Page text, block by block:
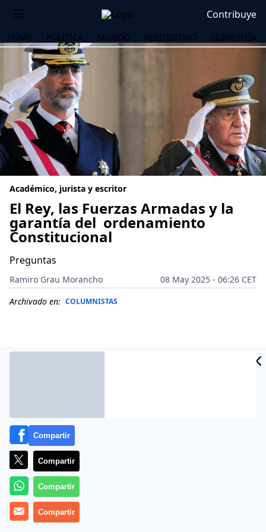
Contribuye
HOME POLÍTICA MUNDO PERIODISMO ECONOMÍA
Académico, jurista y escritor
El Rey, las Fuerzas Armadas y la
garantía del ordenamiento
Constitucional
Preguntas
Ramiro Grau Morancho
08 May 2025 - 06:26 CET
Archivado en: COLUMNISTAS
Más información
Compartir
Compartir
Compartir
Compartir